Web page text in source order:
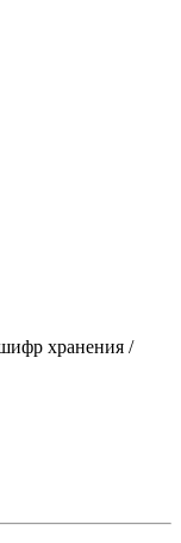
хранения /